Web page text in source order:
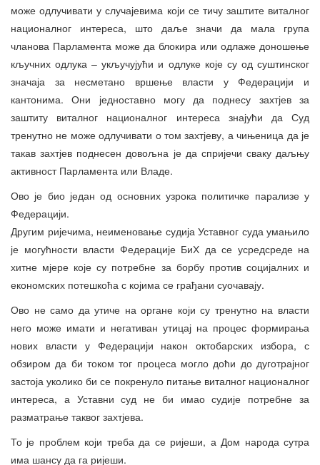
може одлучивати у случајевима који се тичу заштите виталног
националног интереса, што даље значи да мала група
чланова Парламента може да блокира или одлаже доношење
кључних одлука – укључујући и одлуке које су од суштинског
значаја за несметано вршење власти у Федерацији и
кантонима. Они једноставно могу да поднесу захтјев за
заштиту виталног националног интереса знајући да Суд
тренутно не може одлучивати о том захтјеву, а чињеница да је
такав захтјев поднесен довољна је да спријечи сваку даљњу
активност Парламента или Владе.
Ово је био један од основних узрока политичке парализе у
Федерацији.
Другим ријечима, неименовање судија Уставног суда умањило
је могућности власти Федерације БиХ да се усредсреде на
хитне мјере које су потребне за борбу против социјалних и
економских потешкоћа с којима се грађани суочавају.
Ово не само да утиче на органе који су тренутно на власти
него може имати и негативан утицај на процес формирања
нових власти у Федерацији након октобарских избора, с
обзиром да би током тог процеса могло доћи до дуготрајног
застоја уколико би се покренуло питање виталног националног
интереса, а Уставни суд не би имао судије потребне за
разматрање таквог захтјева.
То је проблем који треба да се ријеши, а Дом народа сутра
има шансу да га ријеши.